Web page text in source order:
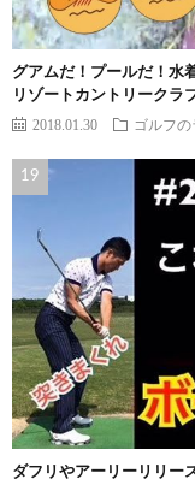
グアムだ！プールだ！水
リゾートカントリークラ
2018.01.30 ゴルフ
ダフリやアーリーリリー